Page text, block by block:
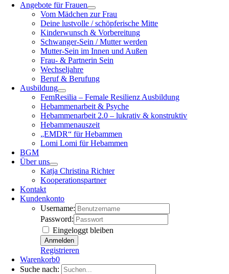
Angebote für Frauen
Vom Mädchen zur Frau
Deine lustvolle / schöpferische Mitte
Kinderwunsch & Vorbereitung
Schwanger-Sein / Mutter werden
Mutter-Sein im Innen und Außen
Frau- & Partnerin Sein
Wechseljahre
Beruf & Berufung
Ausbildung
FemResilia – Female Resilienz Ausbildung
Hebammenarbeit & Psyche
Hebammenarbeit 2.0 – lukrativ & konstruktiv
Hebammenauszeit
„EMDR“ für Hebammen
Lomi Lomi für Hebammen
BGM
Über uns
Katja Christina Richter
Kooperationspartner
Kontakt
Kundenkonto
Username:
Password:
Eingeloggt bleiben
Registrieren
Warenkorb0
Suche nach: